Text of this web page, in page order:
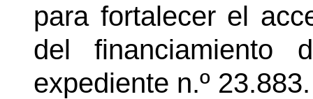
para fortalecer el
del financiamiento
expediente n.º 23.883.